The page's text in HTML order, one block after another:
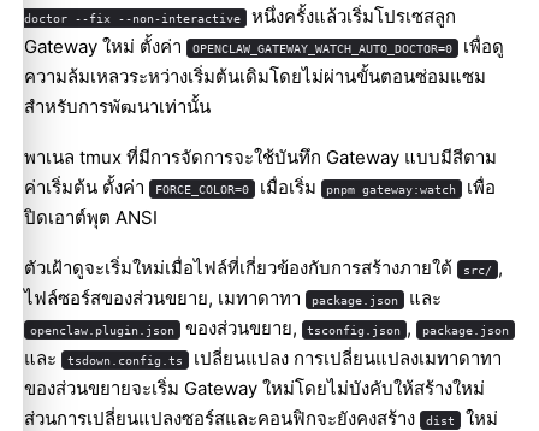
doctor --fix --non-interactive หนึ่งครั้งแล้วเริ่มโปรเซสลูก
Gateway ใหม่ ตั้งค่า
OPENCLAW_GATEWAY_WATCH_AUTO_DOCTOR=0 เพื่อดู
ความล้มเหลวระหว่างเริ่มต้นเดิมโดยไม่ผ่านขั้นตอนซ่อมแซม
สำหรับการพัฒนาเท่านั้น
พาเนล tmux ที่มีการจัดการจะใช้บันทึก Gateway แบบมีสีตาม
ค่าเริ่มต้น ตั้งค่า
FORCE_COLOR=0 เมื่อเริ่ม pnpm gateway:watch
เพื่อ
ปิดเอาต์พุต ANSI
ตัวเฝ้าดูจะเริ่มใหม่เมื่อไฟล์ที่เกี่ยวข้องกับการสร้างภายใต้ src/ ,
ไฟล์ซอร์สของส่วนขยาย, เมทาดาทา
package.json และ
openclaw.plugin.json ของส่วนขยาย, tsconfig.json , package.json
และ tsdown.config.ts เปลี่ยนแปลง การเปลี่ยนแปลงเมทาดาทา
ของส่วนขยายจะเริ่ม Gateway ใหม่โดยไม่บังคับให้สร้างใหม่
ส่วนการเปลี่ยนแปลงซอร์สและคอนฟิกจะยังคงสร้าง
dist ใหม่